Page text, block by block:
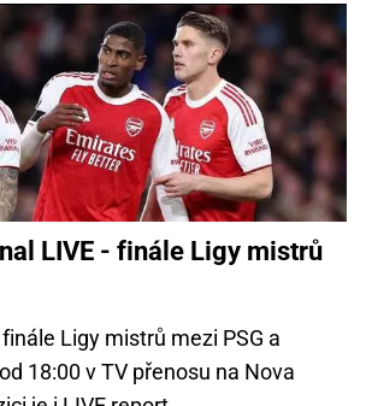
LIVE - finále Ligy mistrů
Ligy mistrů mezi PSG a
18:00 v TV přenosu na Nova